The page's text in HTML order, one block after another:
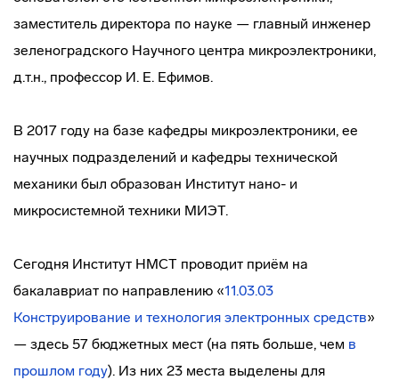
заместитель директора по науке — главный инженер
зеленоградского Научного центра микроэлектроники,
д.т.н., профессор И. Е. Ефимов.
В 2017 году на базе кафедры микроэлектроники, ее
научных подразделений и кафедры технической
механики был образован Институт нано- и
микросистемной техники МИЭТ.
Сегодня Институт НМСТ проводит приём на
бакалавриат по направлению «11.03.03
Конструирование и технология электронных средств»
— здесь 57 бюджетных мест (на пять больше, чем в
прошлом году). Из них 23 места выделены для